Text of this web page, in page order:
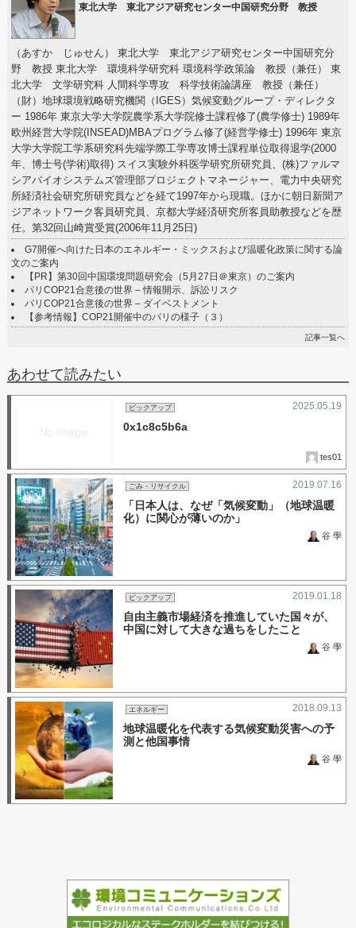
東北大学 東北アジア研究センター中国研究分野 教授
（あすか じゅせん） 東北大学 東北アジア研究センター中国研究分
野 教授 東北大学 環境科学研究科 環境科学政策論 教授（兼任） 東
北大学 文学研究科 人間科学専攻 科学技術論講座 教授（兼任）
（財）地球環境戦略研究機関（IGES）気候変動グループ・ディレクタ
ー 1986年 東京大学大学院農学系大学院修士課程修了(農学修士) 1989年
欧州経営大学院(INSEAD)MBAプログラム修了(経営学修士) 1996年 東京
大学大学院工学系研究科先端学際工学専攻博士課程単位取得退学(2000
年、博士号(学術)取得) スイス実験外科医学研究所研究員、(株)ファルマ
シアバイオシステムズ管理部プロジェクトマネージャー、電力中央研究
所経済社会研究所研究員などを経て1997年から現職。ほかに朝日新聞ア
ジアネットワーク客員研究員、京都大学経済研究所客員助教授などを歴
任。第32回山崎賞受賞(2006年11月25日)
G7開催へ向けた日本のエネルギー・ミックスおよび温暖化政策に関する論
文のご案内
【PR】第30回中国環境問題研究会（5月27日＠東京）のご案内
パリCOP21合意後の世界 – 情報開示、訴訟リスク
パリCOP21合意後の世界 – ダイベストメント
【参考情報】COP21開催中のパリの様子（３）
記事一覧へ
あわせて読みたい
ピックアップ 2025.05.19
0x1c8c5b6a
tes01
ごみ・リサイクル 2019.07.16
「日本人は、なぜ「気候変動」（地球温暖
化）に関心が薄いのか」
谷 學
ピックアップ 2019.01.18
自由主義市場経済を推進していた国々が、
中国に対して大きな過ちをしたこと
谷 學
エネルギー 2018.09.13
地球温暖化を代表する気候変動災害への予
測と他国事情
谷 學